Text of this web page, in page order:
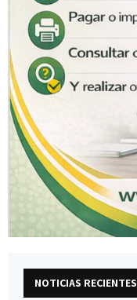
NOTICIAS RECIENTES